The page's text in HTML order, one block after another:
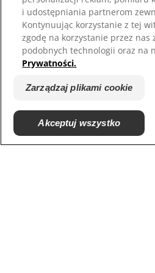
All rights reserved.
i udostępniania partnerom
Kontynuując korzystanie z tej
zgodę na korzystanie przez nas
podobnych technologii oraz na
Prywatności.
Zarządzaj plikami cookie
Akceptuj wszystko